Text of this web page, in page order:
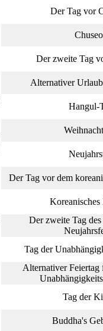
Der Tag vor
Der zweite Tag
Alternativer
Hangul-
Der Tag vor dem
Koreanisches
Der zweite Tag
Tag der
Alternativer Feiertag
Tag der
Buddha's